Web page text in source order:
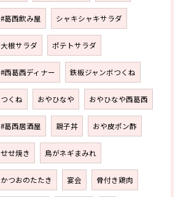
#葛西飲み屋 シャキシャキサラダ
大根サラダ ポテトサラダ
#西葛西ディナー 鉄板ジャンボつくね
つくね おやひなや おやひなや西葛西
#葛西居酒屋 親子丼 おや皮ポン酢
せせ焼き 鳥がネギまみれ
かつおのたたき 宴会 骨付き鶏肉